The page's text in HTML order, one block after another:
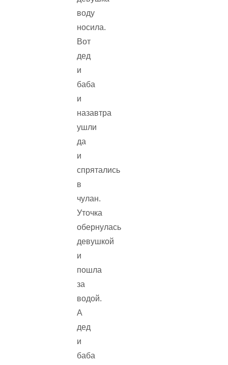
воду
носила.
Вот
дед
и
баба
и
назавтра
ушли
да
и
спрятались
в
чулан.
Уточка
обернулась
девушкой
и
пошла
за
водой.
А
дед
и
баба